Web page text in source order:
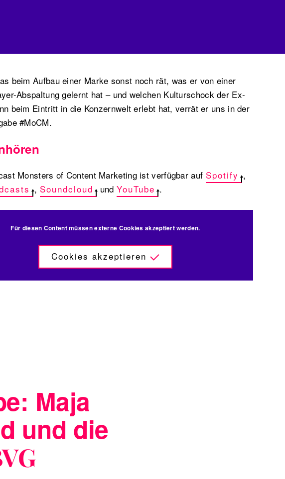
beim Aufbau einer Marke sonst noch rät, was er von einer
Abspaltung gelernt hat – und welchen Kulturschock der Ex-
beim Eintritt in die Konzernwelt erlebt hat, verrät er uns in der
#MoCM.
Monsters of Content Marketing ist verfügbar auf Spotify ,
, Soundcloud undYouTube .
Für diesen Content müssen externe Cookies akzeptiert werden.
Cookies akzeptieren
Maja
und die